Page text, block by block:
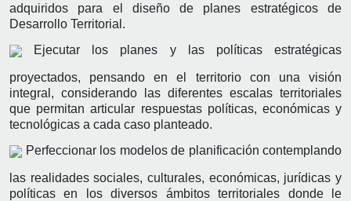
adquiridos para el diseño de planes estratégicos de
Desarrollo Territorial.
Ejecutar los planes y las políticas estratégicas
proyectados, pensando en el territorio con una visión
integral, considerando las diferentes escalas territoriales
que permitan articular respuestas políticas, económicas y
tecnológicas a cada caso planteado.
Perfeccionar los modelos de planificación contemplando
las realidades sociales, culturales, económicas, jurídicas y
políticas en los diversos ámbitos territoriales donde le